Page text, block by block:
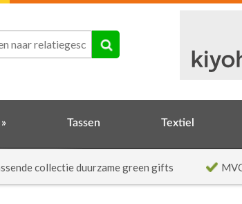
Tassen Textiel
collectie duurzame green gifts